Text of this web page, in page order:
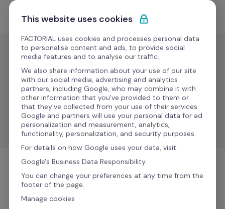
Saltar para o conteúdo
Comece grátis
Acesso e espaço
Okta
Simplifique a gestão de acessos e melhore a
segurança com o Okta.
Acesso e espaço
This website uses cookies
FACTORIAL uses cookies and processes personal data
to personalise content and ads, to provide social
media features and to analyse our traffic.
We also share information about your use of our site
with our social media, advertising and analytics
partners, including Google, who may combine it with
other information that you've provided to them or
that they've collected from your use of their services.
Google and partners will use your personal data for ad
personalization and measurement, analytics,
functionality, personalization, and security purposes.
For details on how Google uses your data, visit:
Google's Business Data Responsibility.
You can change your preferences at any time from the
footer of the page.
Manage cookies